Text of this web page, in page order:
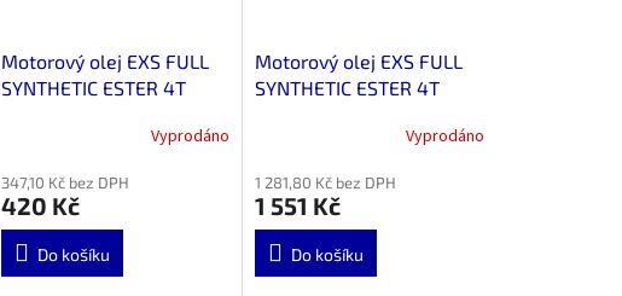
Motorový olej EXS FULL
SYNTHETIC ESTER 4T
Vyprodáno
347,10 Kč bez DPH
420 Kč
Do košíku
Motorový olej EXS FULL
SYNTHETIC ESTER 4T
Vyprodáno
1 281,80 Kč bez DPH
1 551 Kč
Do košíku